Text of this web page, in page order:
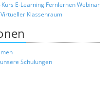
E-Learning FernlernenWebinar
Virtueller Klassenraum
Schulungen